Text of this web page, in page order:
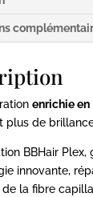
enrichie en
plus de
BBHair Plex,
innovante,
la fibre